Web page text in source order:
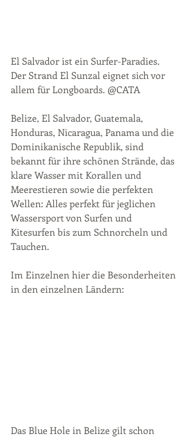
El Salvador ist ein Surfer-Paradies.
Der Strand El Sunzal eignet sich vor
allem für Longboards. @CATA
Belize, El Salvador, Guatemala,
Honduras, Nicaragua, Panama und die
Dominikanische Republik, sind
bekannt für ihre schönen Strände, das
klare Wasser mit Korallen und
Meerestieren sowie die perfekten
Wellen: Alles perfekt für jeglichen
Wassersport von Surfen und
Kitesurfen bis zum Schnorcheln und
Tauchen.
Im Einzelnen hier die Besonderheiten
in den einzelnen Ländern:
Das Blue Hole in Belize gilt schon